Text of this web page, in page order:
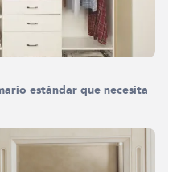
estándar que necesita